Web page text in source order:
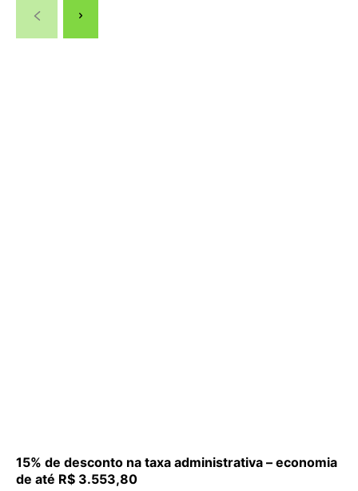
15% de desconto na taxa administrativa – economia
de até R$ 3.553,80